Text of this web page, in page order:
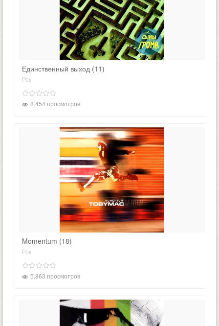
Единственный выход (11)
Рок
8,454 просмотров
Momentum (18)
Рок
5,863 просмотров